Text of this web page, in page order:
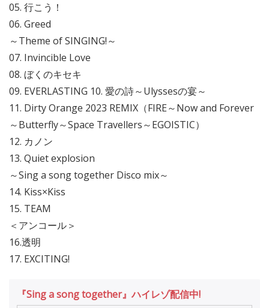
05. 行こう！
06. Greed
～Theme of SINGING!～
07. Invincible Love
08. ぼくのキセキ
09. EVERLASTING 10. 愛の詩～Ulyssesの宴～
11. Dirty Orange 2023 REMIX（FIRE～Now and Forever
～Butterfly～Space Travellers～EGOISTIC）
12. カノン
13. Quiet explosion
～Sing a song together Disco mix～
14. Kiss×Kiss
15. TEAM
＜アンコール＞
16.透明
17. EXCITING!
『Sing a song together』ハイレゾ配信中!